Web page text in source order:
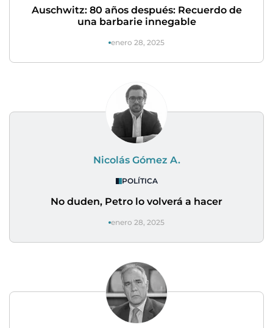
Auschwitz: 80 años después: Recuerdo de
una barbarie innegable
enero 28, 2025
Nicolás Gómez A.
POLÍTICA
No duden, Petro lo volverá a hacer
enero 28, 2025